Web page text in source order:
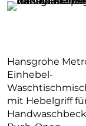
Hansgrohe
Einhebel-
mit Hebelgriff